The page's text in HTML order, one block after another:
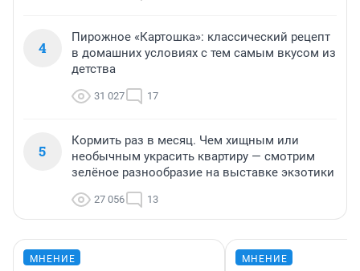
4
Пирожное «Картошка»: классический рецепт
в домашних условиях с тем самым вкусом из
детства
31 027 17
5
Кормить раз в месяц. Чем хищным или
необычным украсить квартиру — смотрим
зелёное разнообразие на выставке экзотики
27 056 13
МНЕНИЕ МНЕНИЕ